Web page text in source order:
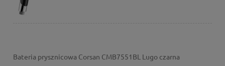
Bateria prysznicowa Corsan CMB7551BL Lugo czarna